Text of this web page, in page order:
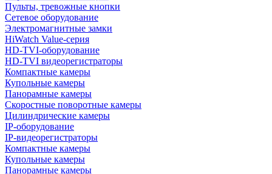
Пульты, тревожные кнопки
Сетевое оборудование
Электромагнитные замки
HiWatch Value-серия
HD-TVI-оборудование
HD-TVI видеорегистраторы
Компактные камеры
Купольные камеры
Панорамные камеры
Скоростные поворотные камеры
Цилиндрические камеры
IP-оборудование
IP-видеорегистраторы
Компактные камеры
Купольные камеры
Панорамные камеры